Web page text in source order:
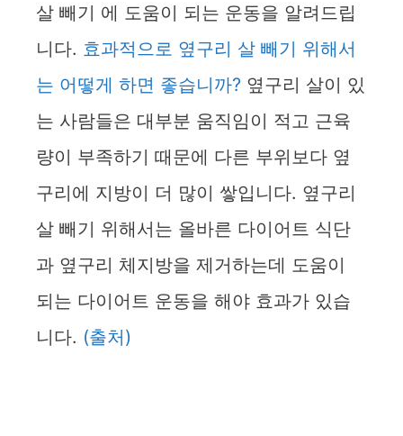
살 빼기 에 도움이 되는 운동을 알려드립
니다. 효과적으로 옆구리 살 빼기 위해서
는 어떻게 하면 좋습니까? 옆구리 살이 있
는 사람들은 대부분 움직임이 적고 근육
량이 부족하기 때문에 다른 부위보다 옆
구리에 지방이 더 많이 쌓입니다. 옆구리
살 빼기 위해서는 올바른 다이어트 식단
과 옆구리 체지방을 제거하는데 도움이
되는 다이어트 운동을 해야 효과가 있습
니다. (출처)